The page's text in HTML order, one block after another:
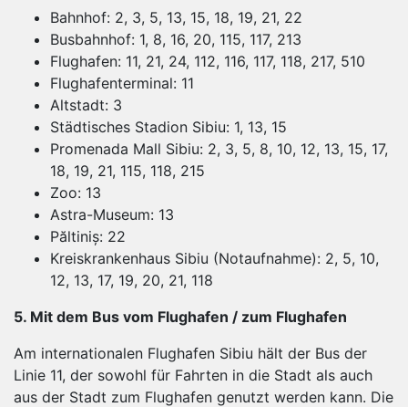
Bahnhof: 2, 3, 5, 13, 15, 18, 19, 21, 22
Busbahnhof: 1, 8, 16, 20, 115, 117, 213
Flughafen: 11, 21, 24, 112, 116, 117, 118, 217, 510
Flughafenterminal: 11
Altstadt: 3
Städtisches Stadion Sibiu: 1, 13, 15
Promenada Mall Sibiu: 2, 3, 5, 8, 10, 12, 13, 15, 17,
18, 19, 21, 115, 118, 215
Zoo: 13
Astra-Museum: 13
Păltiniș: 22
Kreiskrankenhaus Sibiu (Notaufnahme): 2, 5, 10,
12, 13, 17, 19, 20, 21, 118
5. Mit dem Bus vom Flughafen / zum Flughafen
Am internationalen Flughafen Sibiu hält der Bus der
Linie 11, der sowohl für Fahrten in die Stadt als auch
aus der Stadt zum Flughafen genutzt werden kann. Die